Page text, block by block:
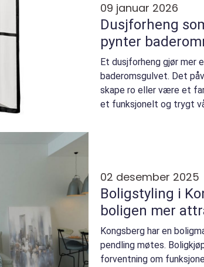
09 januar 2026
Dusjforheng
pynter
Et dusjforheng gjør mer
baderomsgulvet. Det
skape ro eller være et
et funksjonelt og trygt
02 desember 2025
Boligstyling i
boligen mer
Kongsberg har en
pendling møtes.
forventning om